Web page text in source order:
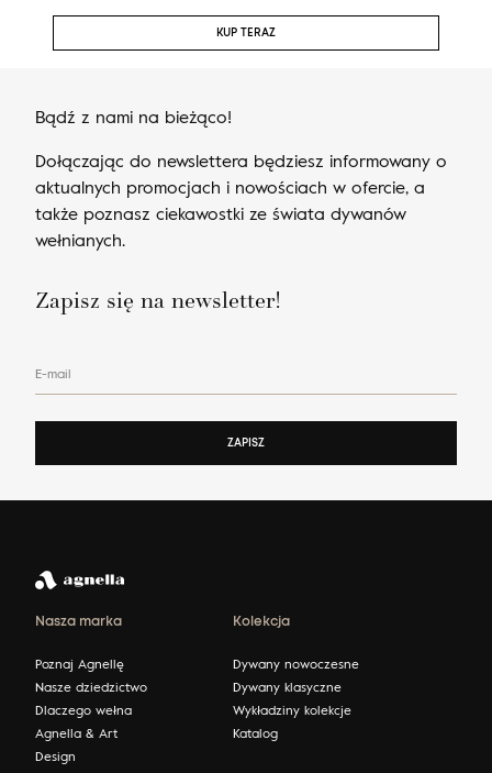
KUP TERAZ
Bądź z nami na bieżąco!
Dołączając do newslettera będziesz informowany o
aktualnych promocjach i nowościach w ofercie, a
także poznasz ciekawostki ze świata dywanów
wełnianych.
Zapisz się na newsletter!
E-mail
ZAPISZ
Nasza marka
Poznaj Agnellę
Nasze dziedzictwo
Dlaczego wełna
Agnella & Art
Design
Kolekcja
Dywany nowoczesne
Dywany klasyczne
Wykładziny kolekcje
Katalog